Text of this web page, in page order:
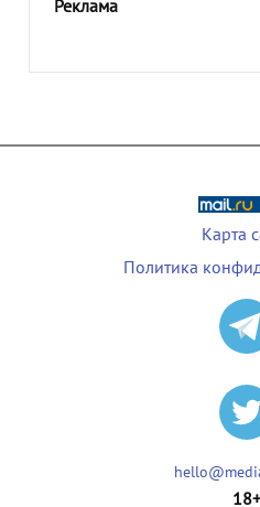
Реклама
Карта
Политика
18+